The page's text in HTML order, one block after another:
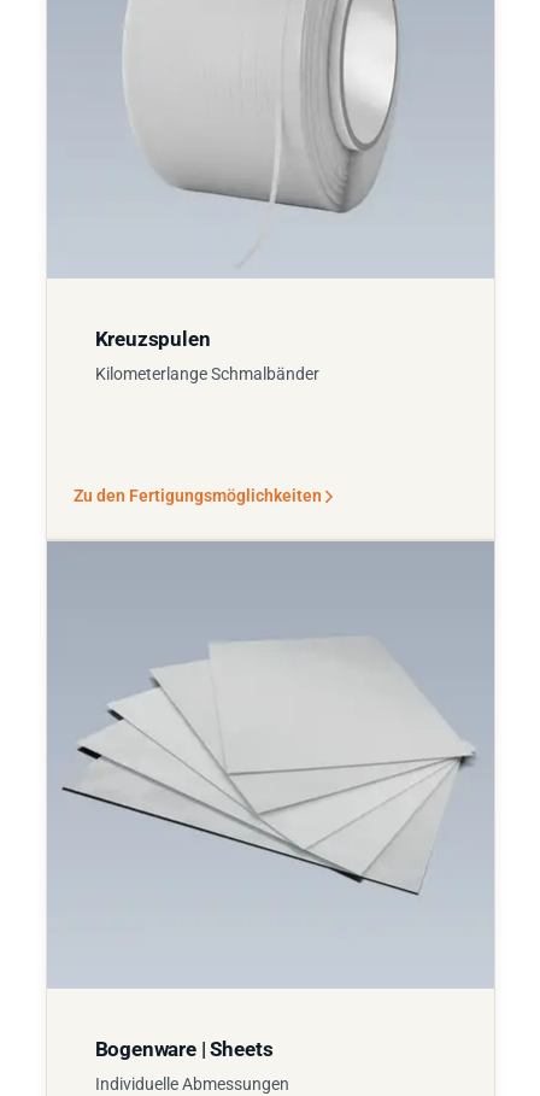
Kreuzspulen
Kilometerlange Schmalbänder
Zu den Fertigungsmöglichkeiten
Bogenware | Sheets
Individuelle Abmessungen